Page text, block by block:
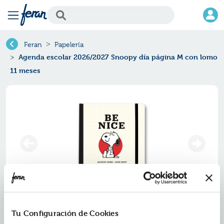
Tu Configuración de Cookies
Feran Papelería
Agenda escolar 2026/2027 Snoopy día página M con lomo
11 meses
Agenda escolar 2026/2027